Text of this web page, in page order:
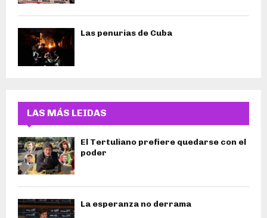
Las penurias de Cuba
LAS MÁS LEIDAS
El Tertuliano prefiere quedarse con el
poder
La esperanza no derrama